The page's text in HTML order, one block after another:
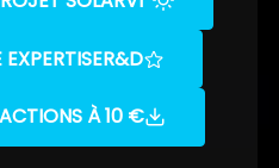
EXPERTISER&D
À 10 €